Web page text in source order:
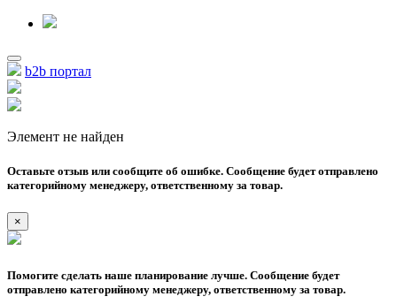
b2b портал
Элемент не найден
Оставьте отзыв или сообщите об ошибке. Сообщение будет отправлено
категорийному менеджеру, ответственному за товар.
×
Помогите сделать наше планирование лучше. Сообщение будет
отправлено категорийному менеджеру, ответственному за товар.